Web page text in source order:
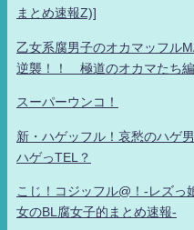
まとめ速報Z)]
乙女系腐男子のオカマッフル
逆襲！！ 極道のオカマたち編
スーパーウンコ！
新・ハゲッフル！哀愁のハゲ
ハゲっTEL？
こじ！コジッフル@！-レズっ
女のBL腐女子的まとめ速報-